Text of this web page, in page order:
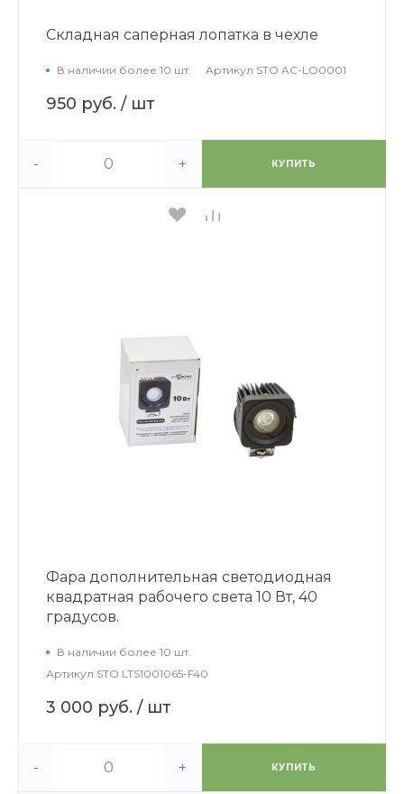
Складная саперная лопатка в чехле
В наличии более 10 шт. Артикул STO AC-LO0001
950 руб. / шт
- + КУПИТЬ
Фара дополнительная светодиодная
квадратная рабочего света 10 Вт, 40
градусов.
В наличии более 10 шт.
Артикул STO LTS1001065-F40
3 000 руб. / шт
- + КУПИТЬ